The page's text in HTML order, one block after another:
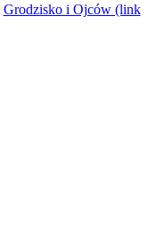
Grodzisko i Ojców (link